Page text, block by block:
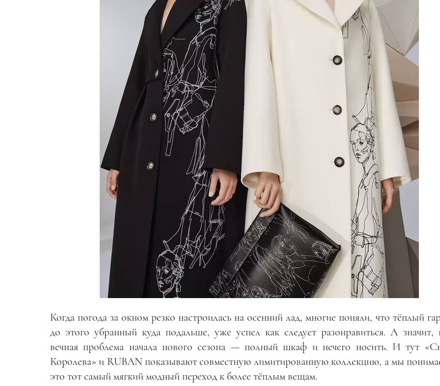
Когда погода за окном резко настроилась на осенний лад, многие поняли, что тёплый
до этого убранный куда подальше, уже успел как следует разонравиться. А значит,
вечная проблема начала нового сезона — полный шкаф и нечего носить. И тут
Королева» и RUBAN показывают совместную лимитированную коллекцию, а мы
это тот самый мягкий модный переход к более тёплым вещам.